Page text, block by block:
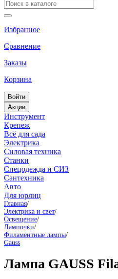
Избранное
Сравнение
Заказы
Корзина
Войти
Акции
Инструмент
Крепеж
Всё для сада
Электрика
Силовая техника
Станки
Спецодежда и СИЗ
Сантехника
Авто
Для юрлиц
Главная/
Электрика и свет/
Освещение/
Лампочки/
Филаментные лампы/
Gauss
Лампа GAUSS